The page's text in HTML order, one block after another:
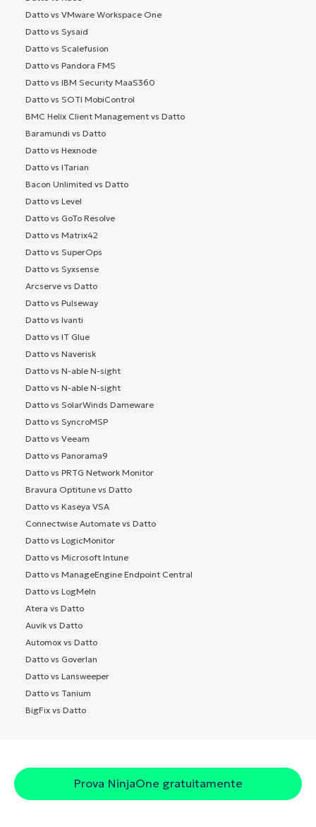
Datto vs VMware Workspace One
Datto vs Sysaid
Datto vs Scalefusion
Datto vs Pandora FMS
Datto vs IBM Security MaaS360
Datto vs SOTI MobiControl
BMC Helix Client Management vs Datto
Baramundi vs Datto
Datto vs Hexnode
Datto vs ITarian
Bacon Unlimited vs Datto
Datto vs Level
Datto vs GoTo Resolve
Datto vs Matrix42
Datto vs SuperOps
Datto vs Syxsense
Arcserve vs Datto
Datto vs Pulseway
Datto vs Ivanti
Datto vs IT Glue
Datto vs Naverisk
Datto vs N-able N-sight
Datto vs N-able N-sight
Datto vs SolarWinds Dameware
Datto vs SyncroMSP
Datto vs Veeam
Datto vs Panorama9
Datto vs PRTG Network Monitor
Bravura Optitune vs Datto
Datto vs Kaseya VSA
Connectwise Automate vs Datto
Datto vs LogicMonitor
Datto vs Microsoft Intune
Datto vs ManageEngine Endpoint Central
Datto vs LogMeIn
Atera vs Datto
Auvik vs Datto
Automox vs Datto
Datto vs Goverlan
Datto vs Lansweeper
Datto vs Tanium
BigFix vs Datto
Prova NinjaOne gratuitamente